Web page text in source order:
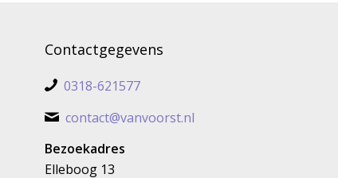
Contactgegevens
0318-621577
contact@vanvoorst.nl
Bezoekadres
Elleboog 13